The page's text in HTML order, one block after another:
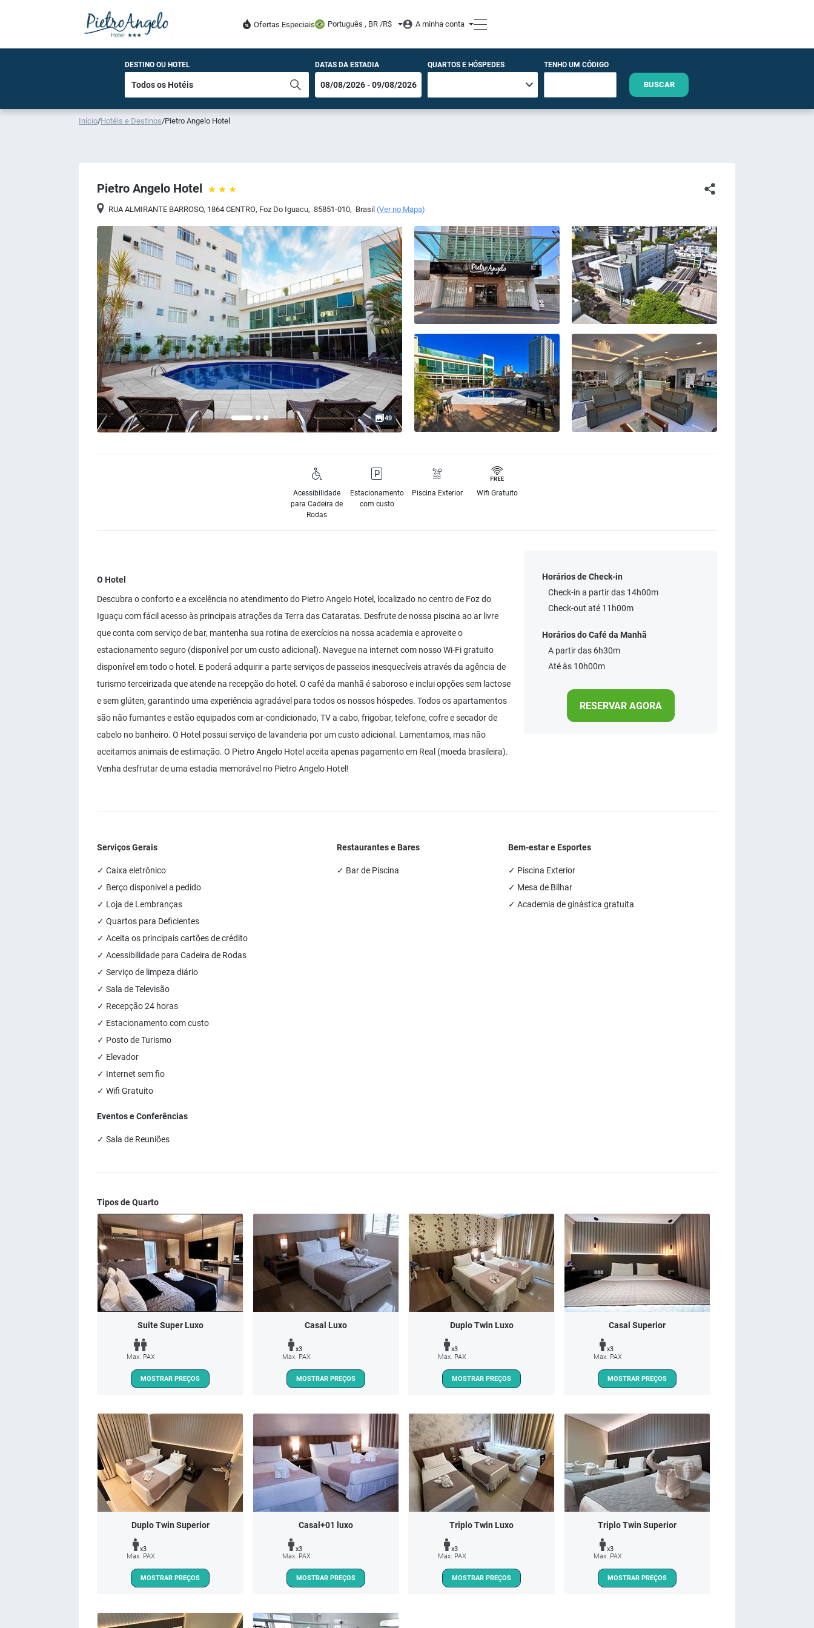
Ofertas Especiais Português , BR /R$ A minha conta
DESTINO OU HOTEL DATAS DA ESTADIA QUARTOS E HÓSPEDES TENHO UM CÓDIGO
BUSCAR
Início/Hotéis e Destinos/Pietro Angelo Hotel
Pietro Angelo Hotel
RUA ALMIRANTE BARROSO, 1864 CENTRO, Foz Do Iguacu, 85851-010, Brasil (Ver no Mapa)
49
Acessibilidade
para Cadeira de
Rodas
Estacionamento
com custo
Piscina Exterior Wifi Gratuito
O Hotel
Descubra o conforto e a excelência no atendimento do Pietro Angelo Hotel, localizado no centro de Foz do
Iguaçu com fácil acesso às principais atrações da Terra das Cataratas. Desfrute de nossa piscina ao ar livre
que conta com serviço de bar, mantenha sua rotina de exercícios na nossa academia e aproveite o
estacionamento seguro (disponível por um custo adicional). Navegue na internet com nosso Wi-Fi gratuito
disponível em todo o hotel. E poderá adquirir a parte serviços de passeios inesquecíveis através da agência de
turismo terceirizada que atende na recepção do hotel. O café da manhã é saboroso e inclui opções sem lactose
e sem glúten, garantindo uma experiência agradável para todos os nossos hóspedes. Todos os apartamentos
são não fumantes e estão equipados com ar-condicionado, TV a cabo, frigobar, telefone, cofre e secador de
cabelo no banheiro. O Hotel possui serviço de lavanderia por um custo adicional. Lamentamos, mas não
aceitamos animais de estimação. O Pietro Angelo Hotel aceita apenas pagamento em Real (moeda brasileira).
Venha desfrutar de uma estadia memorável no Pietro Angelo Hotel!
Horários de Check-in
Check-in a partir das 14h00m
Check-out até 11h00m
Horários do Café da Manhã
A partir das 6h30m
Até às 10h00m
RESERVAR AGORA
Serviços Gerais
✓ Caixa eletrônico
✓ Berço disponivel a pedido
✓ Loja de Lembranças
✓ Quartos para Deficientes
✓ Aceita os principais cartões de crédito
✓ Acessibilidade para Cadeira de Rodas
✓ Serviço de limpeza diário
✓ Sala de Televisão
✓ Recepção 24 horas
✓ Estacionamento com custo
✓ Posto de Turismo
✓ Elevador
✓ Internet sem fio
✓ Wifi Gratuito
Restaurantes e Bares
✓ Bar de Piscina
Bem-estar e Esportes
✓ Piscina Exterior
✓ Mesa de Bilhar
✓ Academia de ginástica gratuita
Eventos e Conferências
✓ Sala de Reuniões
Tipos de Quarto
Suite Super Luxo
Max. PAX
MOSTRAR PREÇOS
Casal Luxo
x3
Max. PAX
MOSTRAR PREÇOS
Duplo Twin Luxo
x3
Max. PAX
MOSTRAR PREÇOS
Casal Superior
x3
Max. PAX
MOSTRAR PREÇOS
Duplo Twin Superior
x3
Max. PAX
MOSTRAR PREÇOS
Casal+01 luxo
x3
Max. PAX
MOSTRAR PREÇOS
Triplo Twin Luxo
x3
Max. PAX
MOSTRAR PREÇOS
Triplo Twin Superior
x3
Max. PAX
MOSTRAR PREÇOS